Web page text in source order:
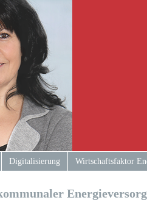
Digitalisierung Wirtschaftsfaktor